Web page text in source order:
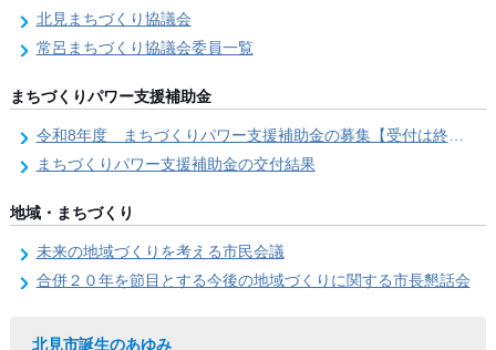
北見まちづくり協議会
常呂まちづくり協議会委員一覧
まちづくりパワー支援補助金
令和8年度 まちづくりパワー支援補助金の募集【受付は終了しました。】
まちづくりパワー支援補助金の交付結果
地域・まちづくり
未来の地域づくりを考える市民会議
合併２０年を節目とする今後の地域づくりに関する市長懇話会
北見市誕生のあゆみ